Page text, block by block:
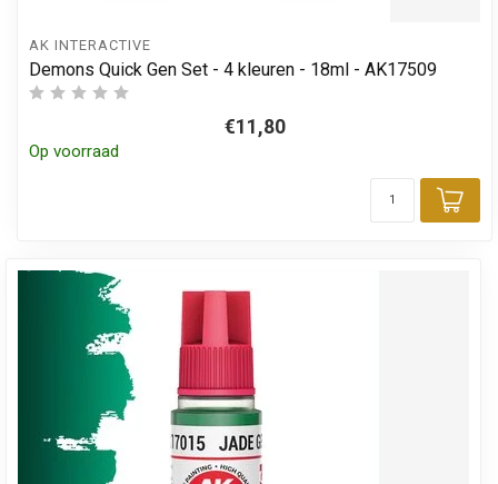
AK INTERACTIVE
Demons Quick Gen Set - 4 kleuren - 18ml - AK17509
€11,80
Op voorraad